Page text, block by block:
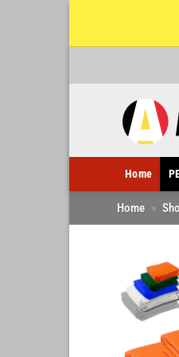
Home
Home »